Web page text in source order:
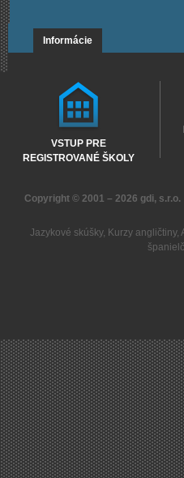
Informácie
VSTUP PRE
REGISTROVANÉ ŠKOLY
Copyright © 2001 – 2026 gdi, s.r.o.
Jazykové skúšky, Kurzy angličtiny,